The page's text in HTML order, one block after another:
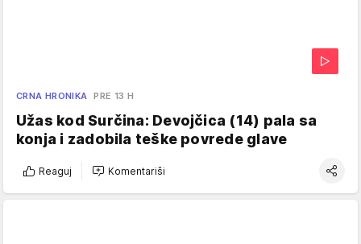
CRNA HRONIKA PRE 13 H
Užas kod Surčina: Devojčica (14) pala sa
konja i zadobila teške povrede glave
Reaguj Komentariši